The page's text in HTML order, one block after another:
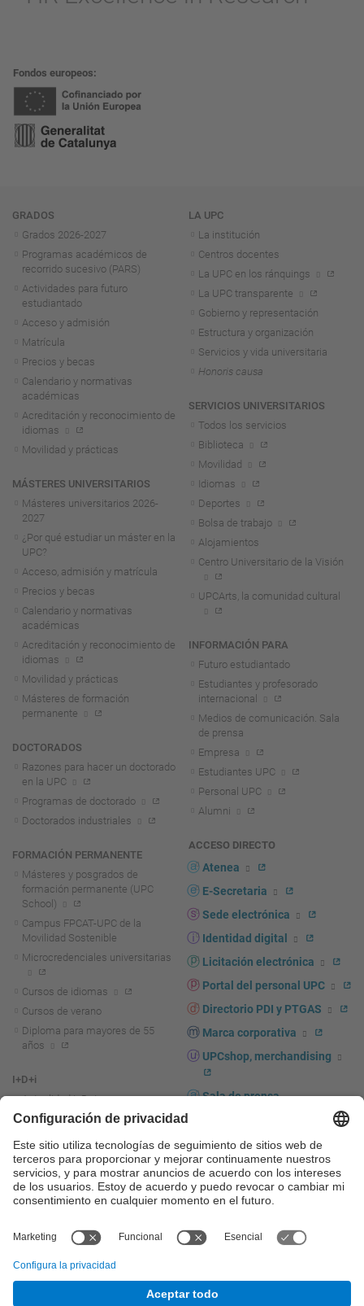
Fondos europeos
Navegación
GRADOS
Grados 2026-2027
Programas académicos de
recorrido sucesivo (PARS)
Actividades para futuro
estudiantado
Acceso y admisión
Matrícula
Precios y becas
Calendario y normativas
académicas
Acreditación y reconocimiento de
idiomas
Movilidad y prácticas
MÁSTERES UNIVERSITARIOS
Másteres universitarios 2026-
2027
¿Por qué estudiar un máster en la
UPC?
Acceso, admisión y matrícula
Precios y becas
Calendario y normativas
académicas
Acreditación y reconocimiento de
idiomas
Movilidad y prácticas
Másteres de formación
permanente
DOCTORADOS
Razones para hacer un doctorado
en la UPC
Programas de doctorado
Doctorados industriales
FORMACIÓN PERMANENTE
Másteres y posgrados de
formación permanente (UPC
School)
Campus FPCAT-UPC de la
Movilidad Sostenible
Microcredenciales universitarias
Cursos de idiomas
Cursos de verano
Diploma para mayores de 55
años
I+D+i
Actualidad I+D+I
La investigación en la UPC
Fomento y apoyo a la
investigación
La transferencia, el
emprendimiento y la innovación
en la UPC
transferencia, el emprendimiento
Servicios a las empresas
Servicios Científico-técnicos
LA UPC
La institución
Centros docentes
La UPC en los ránquings
La UPC transparente
Gobierno y representación
Estructura y organización
Servicios y vida universitaria
Honoris causa
SERVICIOS UNIVERSITARIOS
Todos los servicios
Biblioteca
Movilidad
Idiomas
Deportes
Bolsa de trabajo
Alojamientos
Centro Universitario de la Visión
UPCArts, la comunidad cultural
INFORMACIÓN PARA
Futuro estudiantado
Estudiantes y profesorado
internacional
Medios de comunicación. Sala
de prensa
Empresa
Estudiantes UPC
Personal UPC
Alumni
ACCESO DIRECTO
Atenea
E-Secretaria
Sede electrónica
Identidad digital
Licitación electrónica
Portal del personal UPC
Directorio PDI y PTGAS
Marca corporativa
UPCshop, merchandising
Sala de prensa